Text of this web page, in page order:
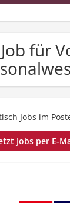
für
Jobs im
Jobs per E-